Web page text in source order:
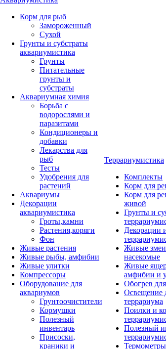
Корм для рыб
Замороженный
Сухой
Грунты и субстраты
аквариумистика
Грунты
Питательные
грунты и
субстраты
Аквариумная химия
Борьба с
водорослями и
паразитами
Кондиционеры и
добавки
Лекарства для
рыб
Тесты
Удобрения для
растений
Аквариумы
Декорации
аквариумистика
Гроты,камни
Растения,коряги
Фон
Живые растения
Живые рыбы, амфибии
Живые улитки
Компрессоры
Оборудование для
аквариумов
Грунтоочистители
Кормушки
Полезный
инвентарь
Присоски,
краники и
Террариумистика
Комплекты
Корм для
Корм для
живой
Грунты и
Декорации
Живые
насекомые
Живые
амфибии и
Обогрев
Освещение
террариума
Поилки и
Полезный